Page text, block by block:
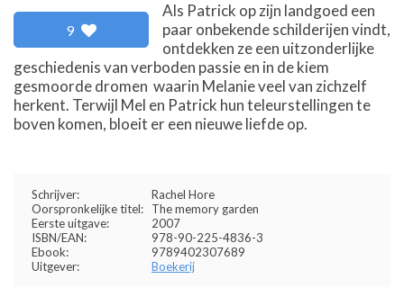
9
Als Patrick op zijn landgoed een
paar onbekende schilderijen vindt,
ontdekken ze een uitzonderlijke
geschiedenis van verboden passie en in de kiem
gesmoorde dromen  waarin Melanie veel van zichzelf
herkent. Terwijl Mel en Patrick hun teleurstellingen te
boven komen, bloeit er een nieuwe liefde op.
Schrijver:
Rachel Hore
Oorspronkelijke titel:
The memory garden
Eerste uitgave:
2007
ISBN/EAN:
978-90-225-4836-3
Ebook:
9789402307689
Uitgever:
Boekerij